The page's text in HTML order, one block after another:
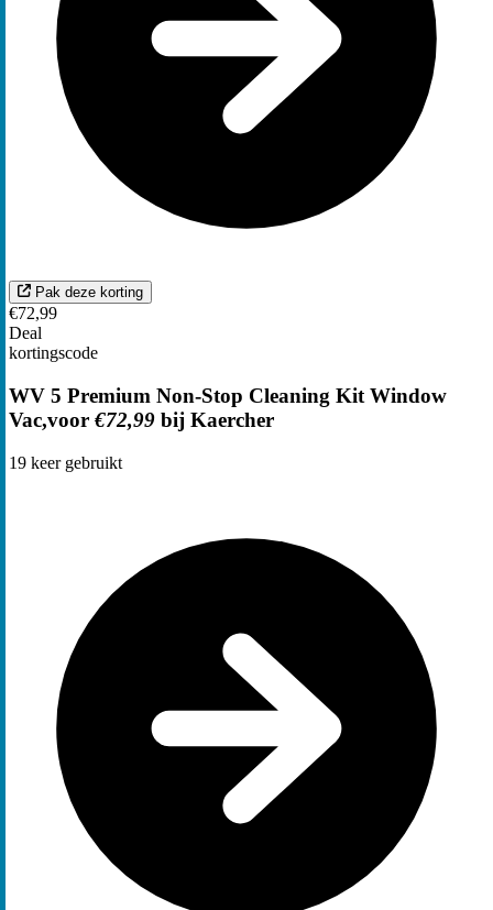
Pak deze korting
€72,99
Deal
kortingscode
WV 5 Premium Non-Stop Cleaning Kit Window
Vac,voor €72,99 bij Kaercher
19 keer gebruikt